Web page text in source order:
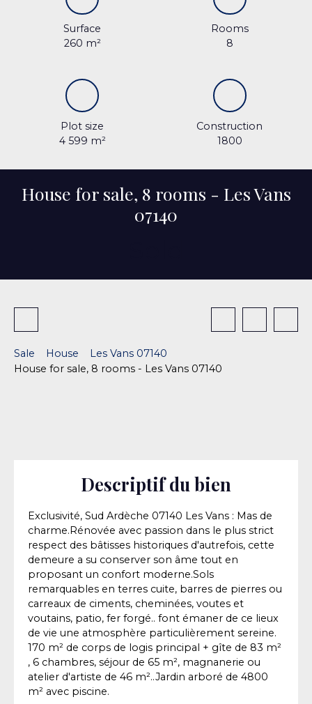
Surface
260 m²
Rooms
8
Plot size
4 599 m²
Construction
1800
House for sale, 8 rooms - Les Vans
07140
Sale House
Les Vans 07140
House for sale, 8 rooms - Les Vans 07140
Descriptif du bien
Exclusivité, Sud Ardèche 07140 Les Vans : Mas de
charme.Rénovée avec passion dans le plus strict
respect des bâtisses historiques d'autrefois, cette
demeure a su conserver son âme tout en
proposant un confort moderne.Sols
remarquables en terres cuite, barres de pierres ou
carreaux de ciments, cheminées, voutes et
voutains, patio, fer forgé.. font émaner de ce lieux
de vie une atmosphère particulièrement sereine.
170 m² de corps de logis principal + gîte de 83 m²
, 6 chambres, séjour de 65 m², magnanerie ou
atelier d'artiste de 46 m²..Jardin arboré de 4800
m² avec piscine.